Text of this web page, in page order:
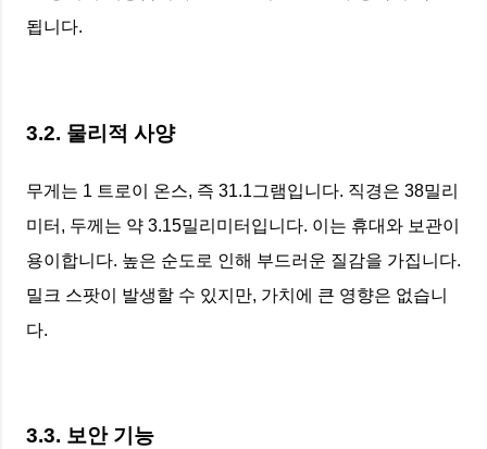
됩니다.
3.2. 물리적 사양
무게는 1 트로이 온스, 즉 31.1그램입니다. 직경은 38밀리
미터, 두께는 약 3.15밀리미터입니다. 이는 휴대와 보관이
용이합니다. 높은 순도로 인해 부드러운 질감을 가집니다.
밀크 스팟이 발생할 수 있지만, 가치에 큰 영향은 없습니
다.
3.3. 보안 기능